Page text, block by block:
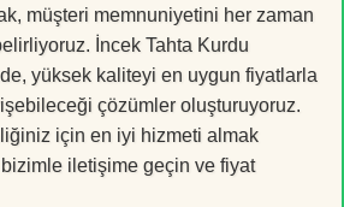
müşteri memnuniyetini her zaman
İncek Tahta Kurdu
yüksek kaliteyi en uygun fiyatlarla
çözümler oluşturuyoruz.
için en iyi hizmeti almak
iletişime geçin ve fiyat